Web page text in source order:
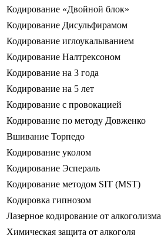
Кодирование «Двойной блок»
Кодирование Дисульфирамом
Кодирование иглоукалыванием
Кодирование Налтрексоном
Кодирование на 3 года
Кодирование на 5 лет
Кодирование с провокацией
Кодирование по методу Довженко
Вшивание Торпедо
Кодирование уколом
Кодирование Эспераль
Кодирование методом SIT (MST)
Кодировка гипнозом
Лазерное кодирование от алкоголизма
Химическая защита от алкоголя